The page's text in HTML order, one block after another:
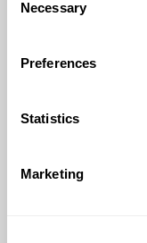
Selection
Necessary
Preferences
Statistics
Marketing
Ritiro Usato
I nostri esperti ti